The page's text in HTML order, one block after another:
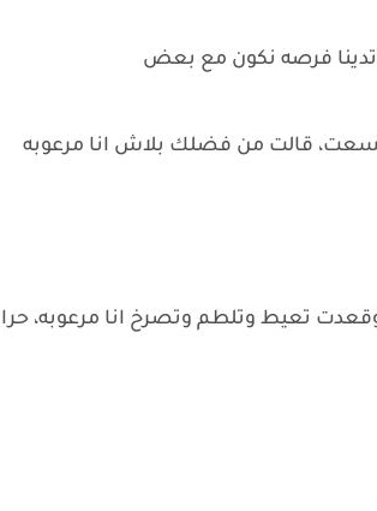
تدينا فرصه نكون مع بعض
قالت من فضلك بلاش انا مرعوبه
تعيط وتلطم وتصرخ انا مرعوبه،